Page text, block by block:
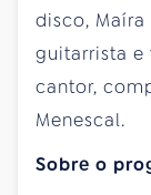
disco,
guitarrista e
cantor,
Menescal.
Sobre o